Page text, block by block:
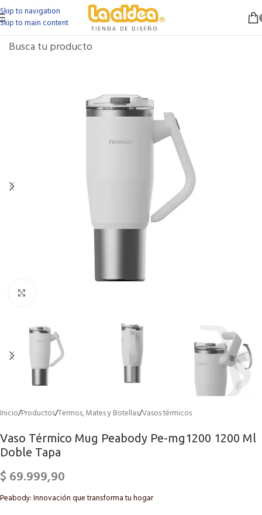
Skip to navigation
Skip to main content
Inicio/Productos/Termos, Mates y Botellas/Vasos térmicos
Vaso Térmico Mug Peabody Pe-mg1200 1200 Ml
Doble Tapa
$ 69.999,90
Peabody: Innovación que transforma tu hogar